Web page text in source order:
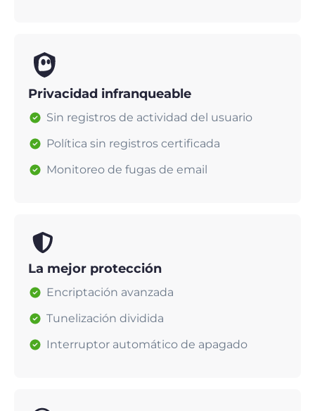
Privacidad infranqueable
Sin registros de actividad del usuario
Política sin registros certificada
Monitoreo de fugas de email
La mejor protección
Encriptación avanzada
Tunelización dividida
Interruptor automático de apagado